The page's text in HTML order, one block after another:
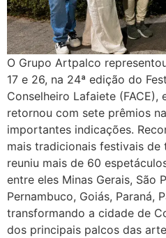
O Grupo Artpalco
17 e 26, na 24ª edição do
Conselheiro Lafaiete (FACE),
retornou com sete prêmios
importantes indicações.
mais tradicionais festivais de
reuniu mais de 60
entre eles Minas Gerais, São
Pernambuco, Goiás, Paraná,
transformando a cidade de
dos principais palcos das